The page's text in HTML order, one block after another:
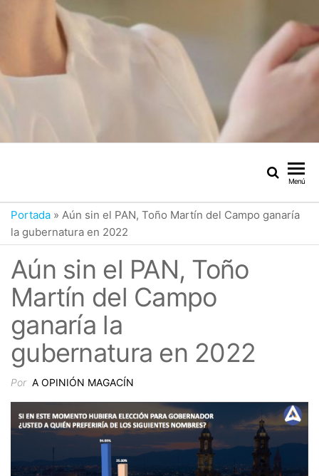
Menú
Portada » Aún sin el PAN, Toño Martín del Campo ganaría
la gubernatura en 2022
Aún sin el PAN, Toño
Martín del Campo
ganaría la
gubernatura en 2022
Por A OPINIÓN MAGACÍN